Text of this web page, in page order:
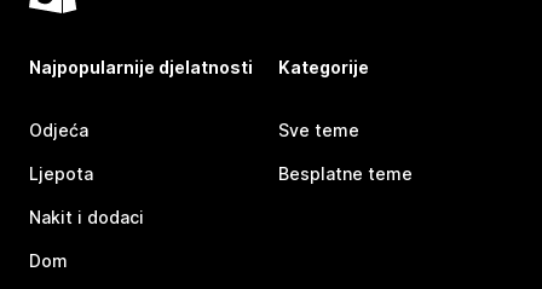
Najpopularnije djelatnosti
Odjeća
Ljepota
Nakit i dodaci
Dom
Kategorije
Sve teme
Besplatne teme